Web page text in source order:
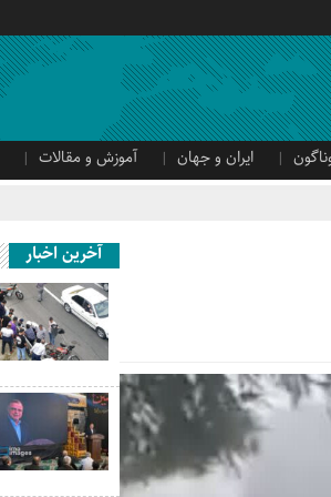
ایران و جهان آموزش و مقالات
آخرین اخبار